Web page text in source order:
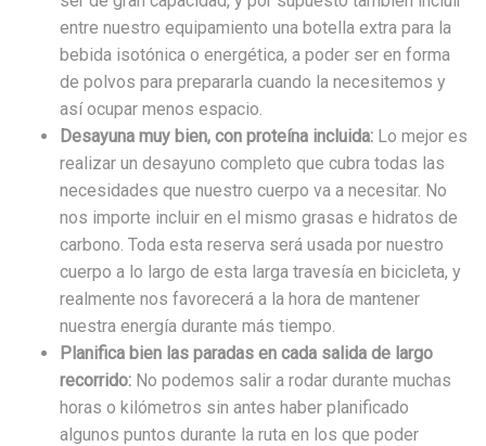
entre nuestro equipamiento una botella extra para la
bebida isotónica o energética, a poder ser en forma
de polvos para prepararla cuando la necesitemos y
así ocupar menos espacio.
Desayuna muy bien, con proteína incluida: Lo mejor es
realizar un desayuno completo que cubra todas las
necesidades que nuestro cuerpo va a necesitar. No
nos importe incluir en el mismo grasas e hidratos de
carbono. Toda esta reserva será usada por nuestro
cuerpo a lo largo de esta larga travesía en bicicleta, y
realmente nos favorecerá a la hora de mantener
nuestra energía durante más tiempo.
Planifica bien las paradas en cada salida de largo
recorrido: No podemos salir a rodar durante muchas
horas o kilómetros sin antes haber planificado
algunos puntos durante la ruta en los que poder